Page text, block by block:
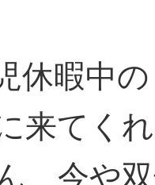
休暇中
来てく
、今や